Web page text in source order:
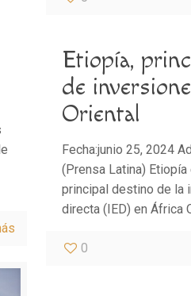
Etiopía,
de
Oriental
Fecha:junio 25, 2024
(Prensa Latina)
principal destino de la
directa (IED) en África
0